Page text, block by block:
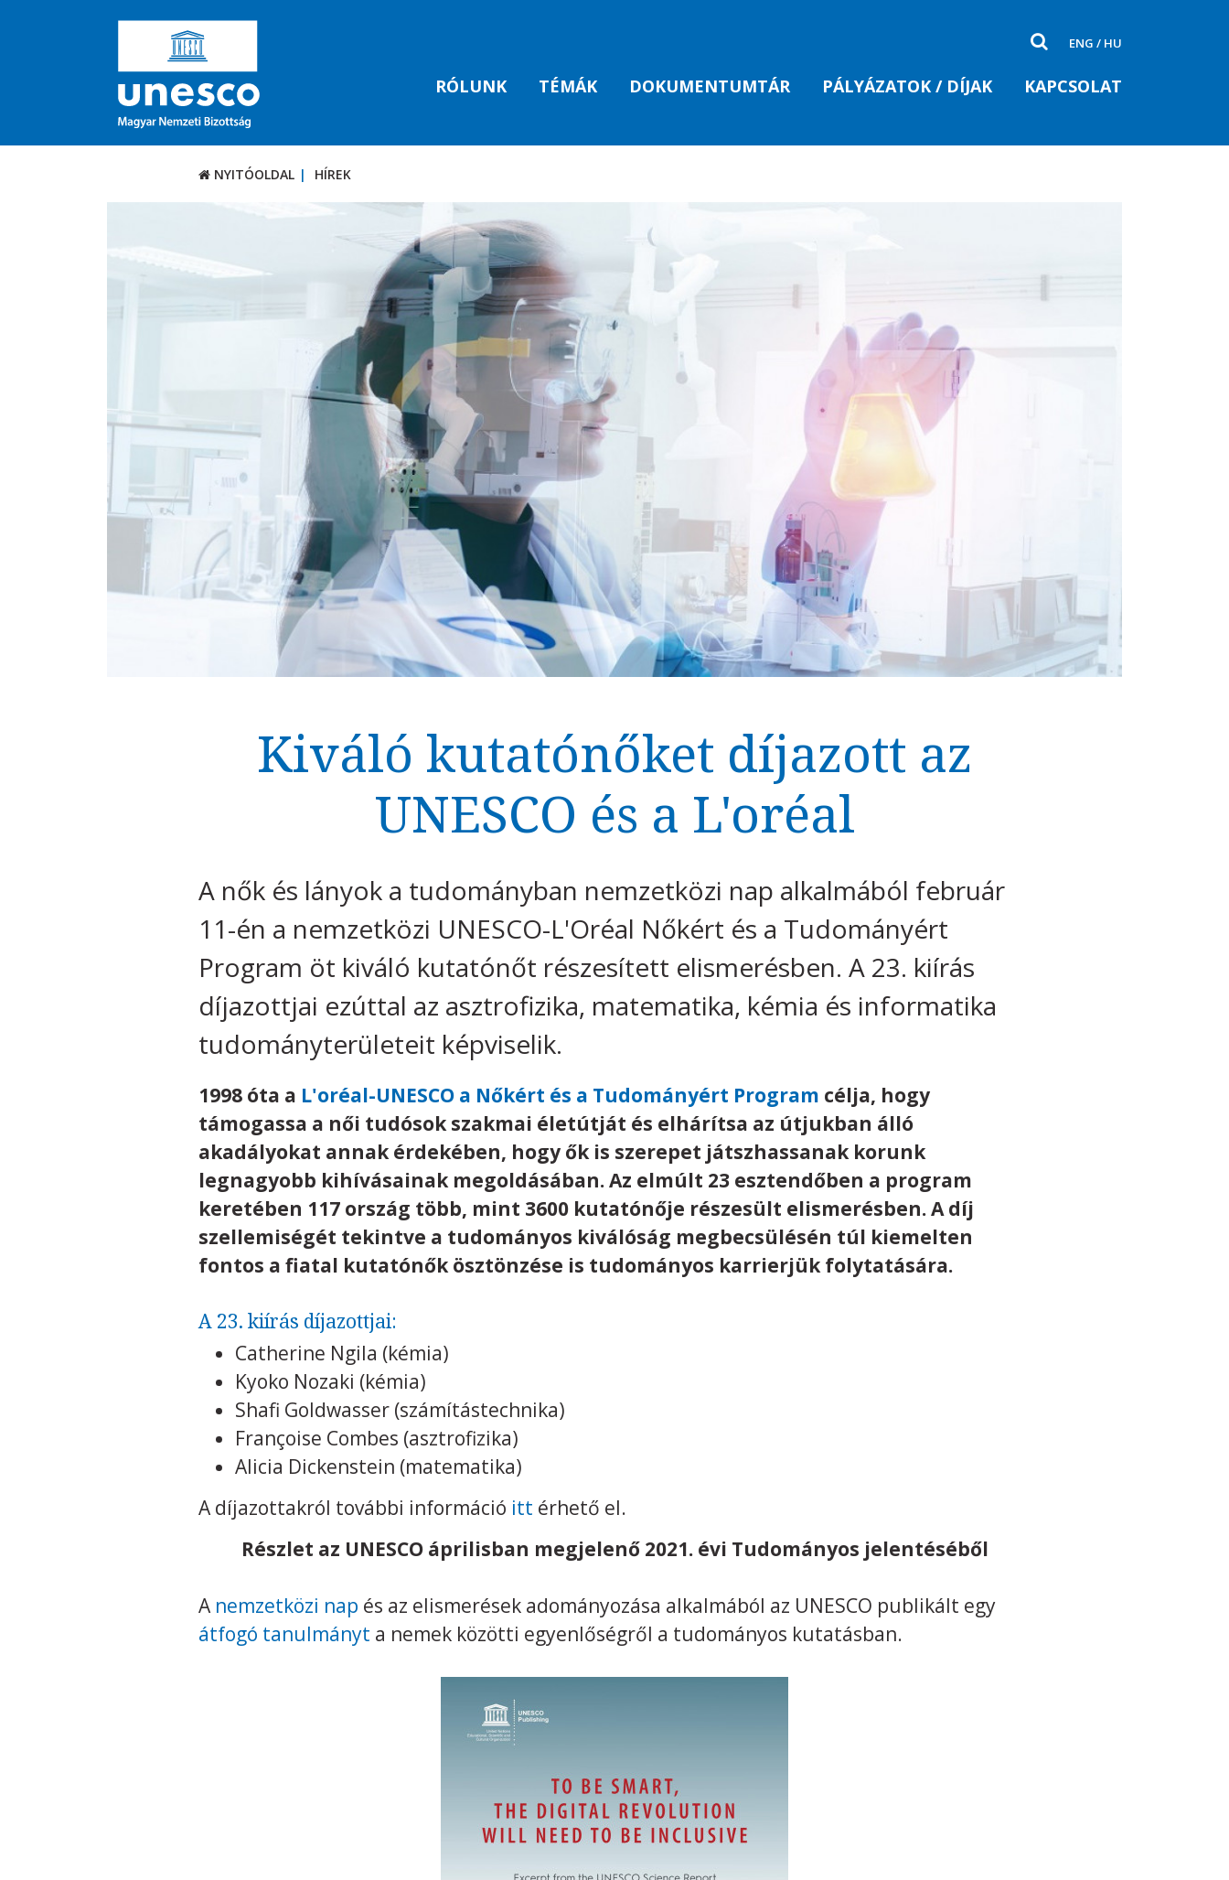
ENG / HU
RÓLUNK TÉMÁK DOKUMENTUMTÁR PÁLYÁZATOK / DÍJAK KAPCSOLAT
NYITÓOLDAL HÍREK
Kiváló kutatónőket díjazott az
UNESCO és a L'oréal
A nők és lányok a tudományban nemzetközi nap alkalmából február
11-én a nemzetközi UNESCO-L'Oréal Nőkért és a Tudományért
Program öt kiváló kutatónőt részesített elismerésben. A 23. kiírás
díjazottjai ezúttal az asztrofizika, matematika, kémia és informatika
tudományterületeit képviselik.
1998 óta a L'oréal-UNESCO a Nőkért és a Tudományért Program célja, hogy
támogassa a női tudósok szakmai életútját és elhárítsa az útjukban álló
akadályokat annak érdekében, hogy ők is szerepet játszhassanak korunk
legnagyobb kihívásainak megoldásában. Az elmúlt 23 esztendőben a program
keretében 117 ország több, mint 3600 kutatónője részesült elismerésben. A díj
szellemiségét tekintve a tudományos kiválóság megbecsülésén túl kiemelten
fontos a fiatal kutatónők ösztönzése is tudományos karrierjük folytatására.
A 23. kiírás díjazottjai:
Catherine Ngila (kémia)
Kyoko Nozaki (kémia)
Shafi Goldwasser (számítástechnika)
Françoise Combes (asztrofizika)
Alicia Dickenstein (matematika)
A díjazottakról további információ itt érhető el.
Részlet az UNESCO áprilisban megjelenő 2021. évi Tudományos jelentéséből
A nemzetközi nap és az elismerések adományozása alkalmából az UNESCO publikált egy
átfogó tanulmányt a nemek közötti egyenlőségről a tudományos kutatásban.